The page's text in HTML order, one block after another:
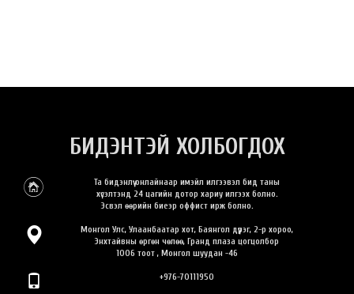
БИДЭНТЭЙ ХОЛБОГДОХ
Та бидэнлүү онлайнаар имэйл илгээвэл бид таны
хүсэлтэнд 24 цагийн дотор хариу илгээх болно.
Эсвэл өөрийн биеэр оффист ирж болно.
Монгол Улс, Улаанбаатар хот, Баянгол дүүрэг, 2-р хороо,
Энхтайвны өргөн чөлөө, Гранд плаза цогцолбор
1006 тоот , Монгол шуудан -46
+976-70111950